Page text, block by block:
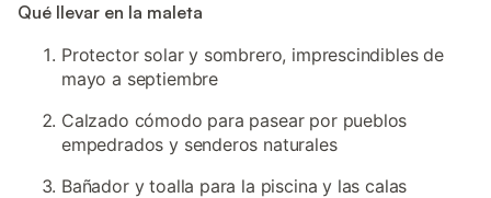
Qué llevar en la maleta
Protector solar y sombrero, imprescindibles de
mayo a septiembre
Calzado cómodo para pasear por pueblos
empedrados y senderos naturales
Bañador y toalla para la piscina y las calas